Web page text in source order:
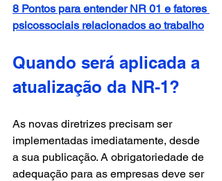
8 Pontos para entender NR 01 e fatores
psicossociais relacionados ao trabalho
Quando será aplicada a
atualização da NR-1?
As novas diretrizes precisam ser
implementadas imediatamente, desde
a sua publicação. A obrigatoriedade de
adequação para as empresas deve ser